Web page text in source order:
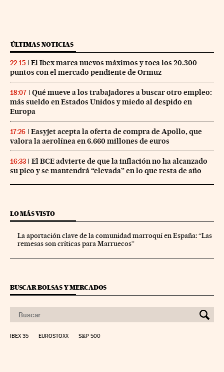
ÚLTIMAS NOTICIAS
22:15
El Ibex marca nuevos máximos y toca los 20.300
puntos con el mercado pendiente de Ormuz
18:07
Qué mueve a los trabajadores a buscar otro empleo:
más sueldo en Estados Unidos y miedo al despido en
Europa
17:26
Easyjet acepta la oferta de compra de Apollo, que
valora la aerolínea en 6.660 millones de euros
16:33
El BCE advierte de que la inflación no ha alcanzado
su pico y se mantendrá “elevada” en lo que resta de año
LO MÁS VISTO
La aportación clave de la comunidad marroquí en España: “Las
remesas son críticas para Marruecos”
BUSCAR BOLSAS Y MERCADOS
IBEX 35 EUROSTOXX S&P 500